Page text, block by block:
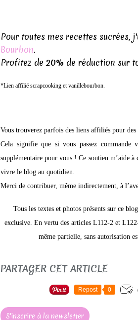
Pour toutes mes recettes
Bourbon.
Profitez de20% de réduction sur
*Lien affilié scrapcooking et vanillebourbon.
Vous trouverez parfois des liens affiliés pour
Cela signifie que si vous passez
supplémentaire pour vous ! Ce soutien m’aide à
vivre le blog au quotidien.
Merci de contribuer, même indirectement, à
Tous les textes et photos présents sur ce
exclusive. En vertu des articles L112-2 et
même partielle, sans autorisation
PARTAGER CET ARTICLE
Repost 0
S'inscrire à la newsletter